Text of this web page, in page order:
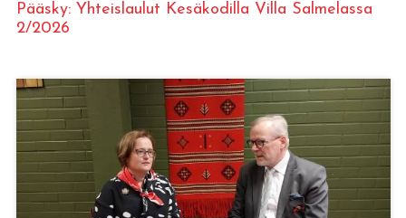
Pääsky: Yhteislaulut Kesäkodilla Villa Salmelassa
2/2026